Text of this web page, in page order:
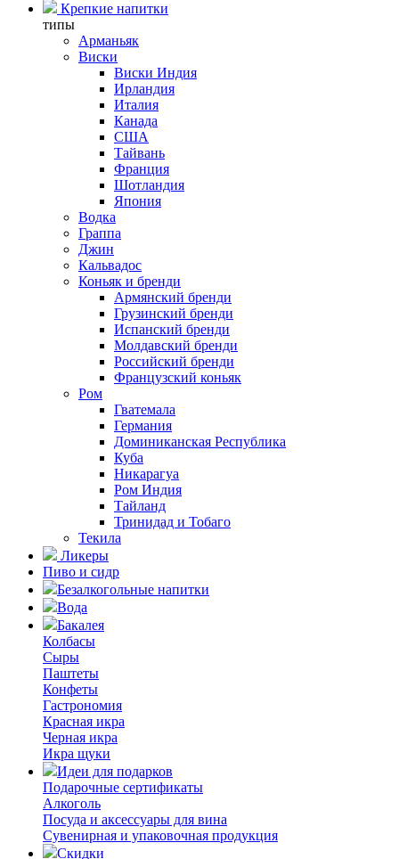
Крепкие напитки
типы
Арманьяк
Виски
Виски Индия
Ирландия
Италия
Канада
США
Тайвань
Франция
Шотландия
Япония
Водка
Граппа
Джин
Кальвадос
Коньяк и бренди
Армянский бренди
Грузинский бренди
Испанский бренди
Молдавский бренди
Российский бренди
Французский коньяк
Ром
Гватемала
Германия
Доминиканская Республика
Куба
Никарагуа
Ром Индия
Тайланд
Тринидад и Тобаго
Текила
Ликеры
Пиво и сидр
Безалкогольные напитки
Вода
Бакалея
Колбасы
Сыры
Паштеты
Конфеты
Гастрономия
Красная икра
Черная икра
Икра щуки
Идеи для подарков
Подарочные сертификаты
Алкоголь
Посуда и аксессуары для вина
Сувенирная и упаковочная продукция
Скидки